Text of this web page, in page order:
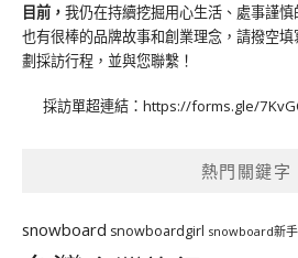
目前， 我仍在持續挖掘用心生活、處事謹
也有很棒的品牌故事和創業理念，請撥空填
劃採訪行程，並與您聯繫！
採訪單超連結： https://forms.gle/
熱門關鍵字
snowboard snowboardgirl snowboard新手